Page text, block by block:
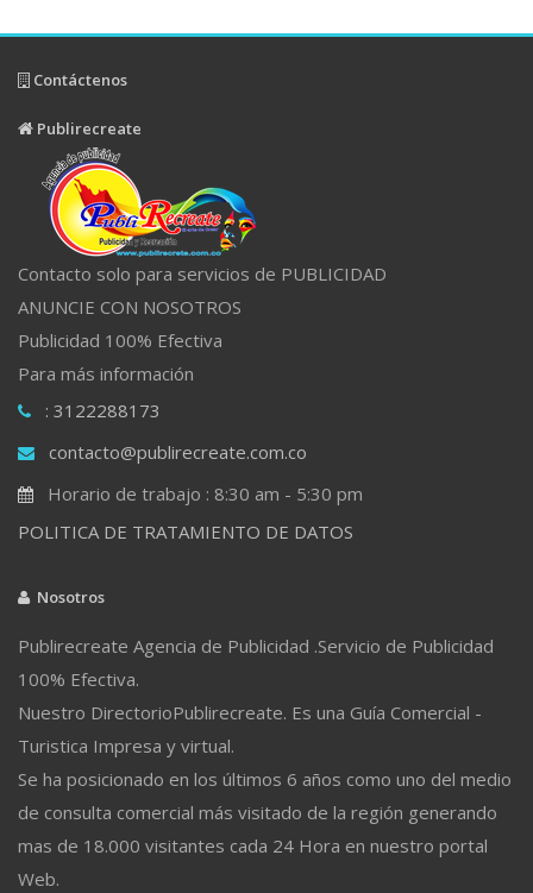
Contáctenos
Publirecreate
Contacto solo para servicios de PUBLICIDAD
ANUNCIE CON NOSOTROS
Publicidad 100% Efectiva
Para más información
: 3122288173
contacto@publirecreate.com.co
Horario de trabajo : 8:30 am - 5:30 pm
POLITICA DE TRATAMIENTO DE DATOS
Nosotros
Publirecreate Agencia de Publicidad .Servicio de Publicidad
100% Efectiva.
Nuestro DirectorioPublirecreate. Es una Guía Comercial -
Turistica Impresa y virtual.
Se ha posicionado en los últimos 6 años como uno del medio
de consulta comercial más visitado de la región generando
mas de 18.000 visitantes cada 24 Hora en nuestro portal
Web.